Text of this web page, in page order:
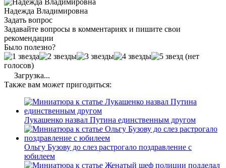
Надежда Владимировна
Задать вопрос
Задавайте вопросы в комментариях и пишите свои
рекомендации
Было полезно?
(нет
голосов)
Загрузка...
Также вам может пригодиться:
Лукашенко назвал Путина единственным другом
Ольгу Бузову до слез растрогало поздравление с
юбилеем